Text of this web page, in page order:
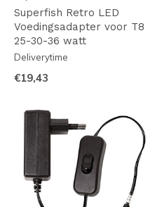
Superfish Retro LED
Voedingsadapter voor T8
25-30-36 watt
Deliverytime
€19,43